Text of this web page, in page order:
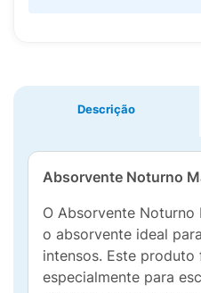
Descrição
Absorvente Noturno
O Absorvente Noturno
o absorvente ideal
intensos. Este
especialmente para